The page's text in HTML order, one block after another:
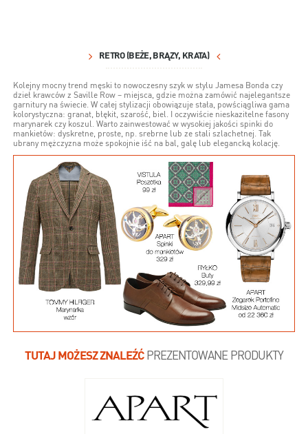
RETRO (BEŻE, BRĄZY, KRATA)
Kolejny mocny trend męski to nowoczesny szyk w stylu Jamesa Bonda czy
dzieł krawców z Saville Row – miejsca, gdzie można zamówić najelegantsze
garnitury na świecie. W całej stylizacji obowiązuje stała, powściągliwa gama
kolorystyczna: granat, błękit, szarość, biel. I oczywiście nieskazitelne fasony
marynarek czy koszul. Warto zainwestować w wysokiej jakości spinki do
mankietów: dyskretne, proste, np. srebrne lub ze stali szlachetnej. Tak
ubrany mężczyzna może spokojnie iść na bal, galę lub elegancką kolację.
TUTAJ MOŻESZ ZNALEŹĆPREZENTOWANE PRODUKTY